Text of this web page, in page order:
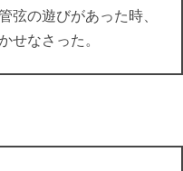
弦の遊びがあった時、
せなさった。